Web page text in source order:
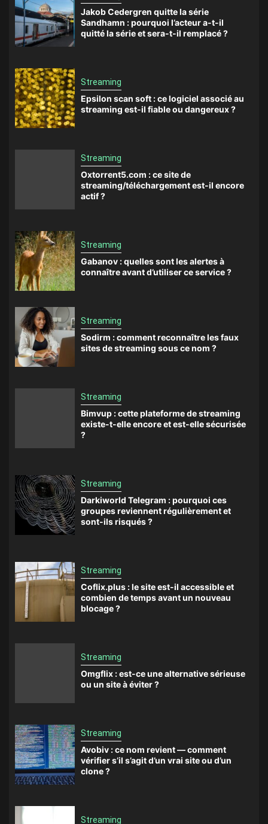
Jakob Cedergren quitte la série
Sandhamn : pourquoi l’acteur a-t-il
quitté la série et sera-t-il remplacé ?
Streaming
Epsilon scan soft : ce logiciel associé au
streaming est-il fiable ou dangereux ?
Streaming
Oxtorrent5.com : ce site de
streaming/téléchargement est-il encore
actif ?
Streaming
Gabanov : quelles sont les alertes à
connaître avant d’utiliser ce service ?
Streaming
Sodirm : comment reconnaître les faux
sites de streaming sous ce nom ?
Streaming
Bimvup : cette plateforme de streaming
existe-t-elle encore et est-elle sécurisée
?
Streaming
Darkiworld Telegram : pourquoi ces
groupes reviennent régulièrement et
sont-ils risqués ?
Streaming
Coflix.plus : le site est-il accessible et
combien de temps avant un nouveau
blocage ?
Streaming
Omgflix : est-ce une alternative sérieuse
ou un site à éviter ?
Streaming
Avobiv : ce nom revient — comment
vérifier s’il s’agit d’un vrai site ou d’un
clone ?
Streaming